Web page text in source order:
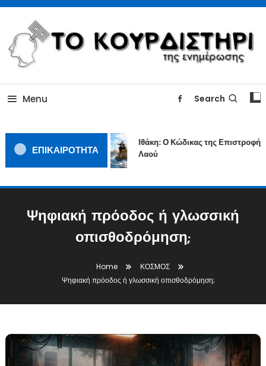
Skip
Content
TOKOURDISTIRI.GR
Menu Search
ΕΠΙΚΑΙΡΟΤΗΤΑ
Ιθάκη: Ο Κώδικας της Επιστροφής
Λαού
Ψηφιακή πρόοδος ή γλωσσική
οπισθοδρόμηση;
Home
ΚΟΣΜΟΣ
Ψηφιακή πρόοδος ή γλωσσική οπισθοδρόμηση;